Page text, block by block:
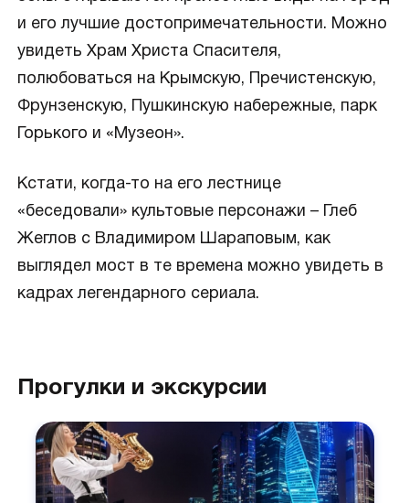
и его лучшие достопримечательности. Можно
увидеть Храм Христа Спасителя,
полюбоваться на Крымскую, Пречистенскую,
Фрунзенскую, Пушкинскую набережные, парк
Горького и «Музеон».
Кстати, когда-то на его лестнице
«беседовали» культовые персонажи – Глеб
Жеглов с Владимиром Шараповым, как
выглядел мост в те времена можно увидеть в
кадрах легендарного сериала.
Прогулки и экскурсии